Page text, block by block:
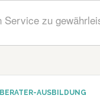
zu
AUSBILDUNG